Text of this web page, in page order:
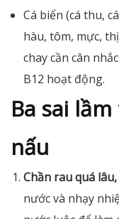
Cá biển (cá thu,
hàu, tôm, mực,
chay cần cân
B12 hoạt động.
Ba sai
nấu
Chần rau quá
nước và nhạy